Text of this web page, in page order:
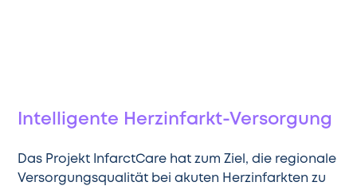
Intelligente Herzinfarkt-Versorgung
Das Projekt InfarctCare hat zum Ziel, die regionale
Versorgungsqualität bei akuten Herzinfarkten zu